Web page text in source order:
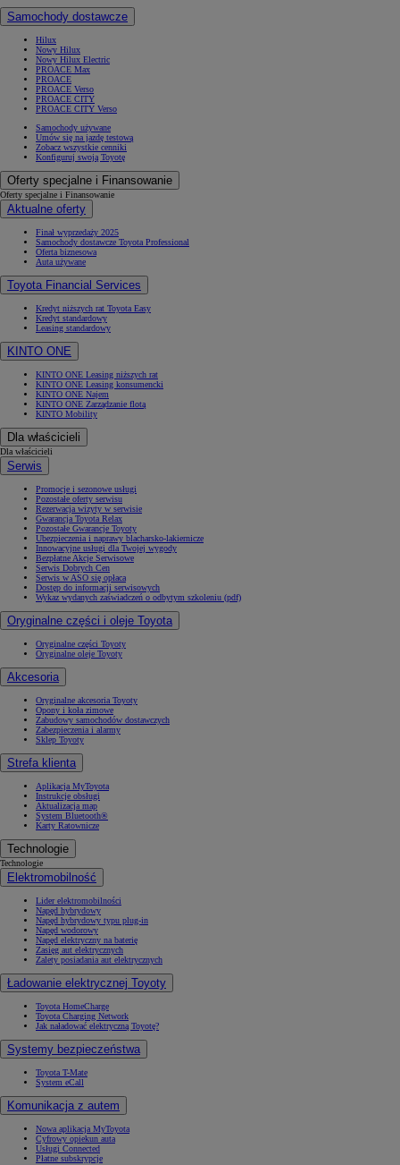
Samochody dostawcze
Hilux
Nowy Hilux
Nowy Hilux Electric
PROACE Max
PROACE
PROACE Verso
PROACE CITY
PROACE CITY Verso
Samochody używane
Umów się na jazdę testową
Zobacz wszystkie cenniki
Konfiguruj swoją Toyotę
Oferty specjalne i Finansowanie
Oferty specjalne i Finansowanie
Aktualne oferty
Finał wyprzedaży 2025
Samochody dostawcze Toyota Professional
Oferta biznesowa
Auta używane
Toyota Financial Services
Kredyt niższych rat Toyota Easy
Kredyt standardowy
Leasing standardowy
KINTO ONE
KINTO ONE Leasing niższych rat
KINTO ONE Leasing konsumencki
KINTO ONE Najem
KINTO ONE Zarządzanie flotą
KINTO Mobility
Dla właścicieli
Dla właścicieli
Serwis
Promocje i sezonowe usługi
Pozostałe oferty serwisu
Rezerwacja wizyty w serwisie
Gwarancja Toyota Relax
Pozostałe Gwarancje Toyoty
Ubezpieczenia i naprawy blacharsko-lakiernicze
Innowacyjne usługi dla Twojej wygody
Bezpłatne Akcje Serwisowe
Serwis Dobrych Cen
Serwis w ASO się opłaca
Dostęp do informacji serwisowych
Wykaz wydanych zaświadczeń o odbytym szkoleniu (pdf)
Oryginalne części i oleje Toyota
Oryginalne części Toyoty
Oryginalne oleje Toyoty
Akcesoria
Oryginalne akcesoria Toyoty
Opony i koła zimowe
Zabudowy samochodów dostawczych
Zabezpieczenia i alarmy
Sklep Toyoty
Strefa klienta
Aplikacja MyToyota
Instrukcje obsługi
Aktualizacja map
System Bluetooth®
Karty Ratownicze
Technologie
Technologie
Elektromobilność
Lider elektromobilności
Napęd hybrydowy
Napęd hybrydowy typu plug-in
Napęd wodorowy
Napęd elektryczny na baterię
Zasięg aut elektrycznych
Zalety posiadania aut elektrycznych
Ładowanie elektrycznej Toyoty
Toyota HomeCharge
Toyota Charging Network
Jak naładować elektryczną Toyotę?
Systemy bezpieczeństwa
Toyota T-Mate
System eCall
Komunikacja z autem
Nowa aplikacja MyToyota
Cyfrowy opiekun auta
Usługi Connected
Płatne subskrypcje